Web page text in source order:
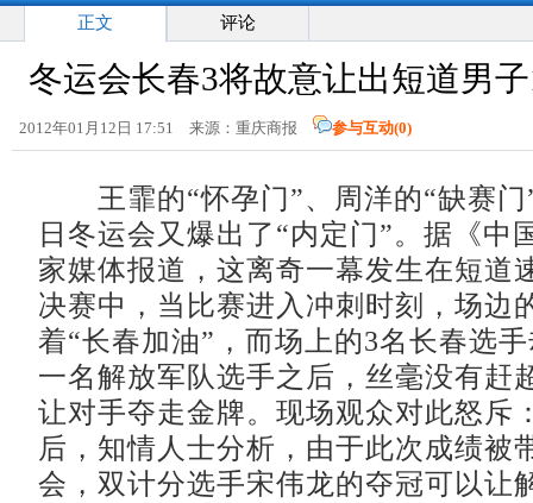
正文 评论
冬运会长春3将故意让出短道男
2012年01月12日 17:51 来源：重庆商报 参与互动(0)
王霏的“怀孕门”、周洋的“缺赛门
日冬运会又爆出了“内定门”。据《中
家媒体报道，这离奇一幕发生在短道
决赛中，当比赛进入冲刺时刻，场边
着“长春加油”，而场上的3名长春选
一名解放军队选手之后，丝毫没有赶
让对手夺走金牌。现场观众对此怒斥
后，知情人士分析，由于此次成绩被
会，双计分选手宋伟龙的夺冠可以让